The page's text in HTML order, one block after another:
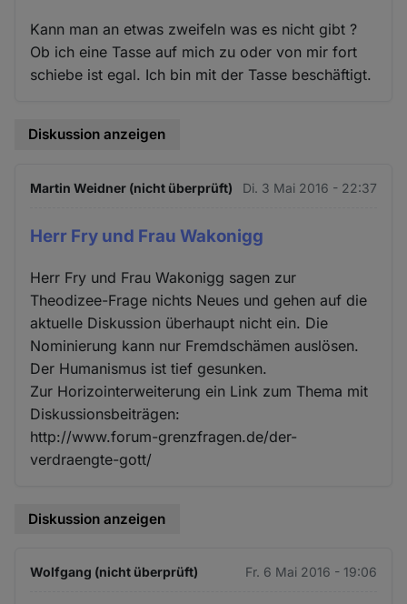
Kann man an etwas zweifeln was es nicht gibt ?
Ob ich eine Tasse auf mich zu oder von mir fort
schiebe ist egal. Ich bin mit der Tasse beschäftigt.
Diskussion anzeigen
Martin Weidner (nicht überprüft) Di. 3 Mai 2016 - 22:37
Herr Fry und Frau Wakonigg
Herr Fry und Frau Wakonigg sagen zur
Theodizee-Frage nichts Neues und gehen auf die
aktuelle Diskussion überhaupt nicht ein. Die
Nominierung kann nur Fremdschämen auslösen.
Der Humanismus ist tief gesunken.
Zur Horizointerweiterung ein Link zum Thema mit
Diskussionsbeiträgen:
http://www.forum-grenzfragen.de/der-
verdraengte-gott/
Diskussion anzeigen
Wolfgang (nicht überprüft) Fr. 6 Mai 2016 - 19:06